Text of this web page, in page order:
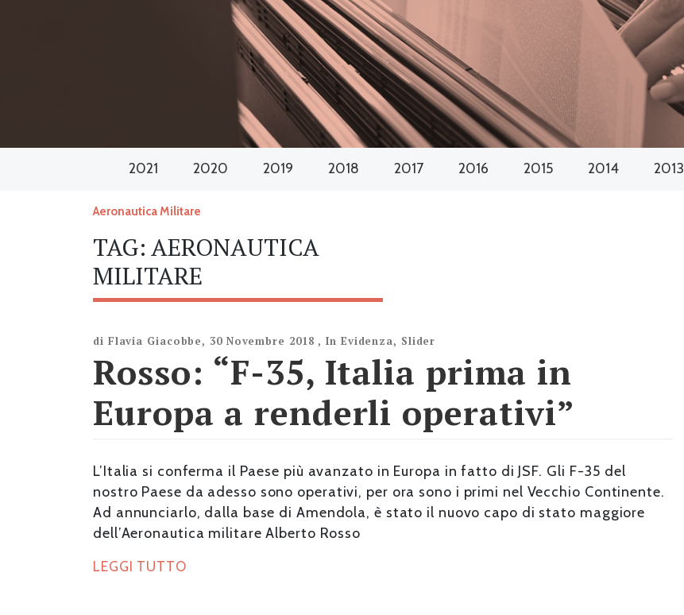
2021 2020 2019 2018 2017 2016 2015 2014 2013
Aeronautica Militare
TAG: AERONAUTICA
MILITARE
di Flavia Giacobbe, 30 Novembre 2018 ,In Evidenza, Slider
Rosso: “F-35, Italia prima in
Europa a renderli operativi”
L’Italia si conferma il Paese più avanzato in Europa in fatto di JSF. Gli F-35 del
nostro Paese da adesso sono operativi, per ora sono i primi nel Vecchio Continente.
Ad annunciarlo, dalla base di Amendola, è stato il nuovo capo di stato maggiore
dell’Aeronautica militare Alberto Rosso
LEGGI TUTTO